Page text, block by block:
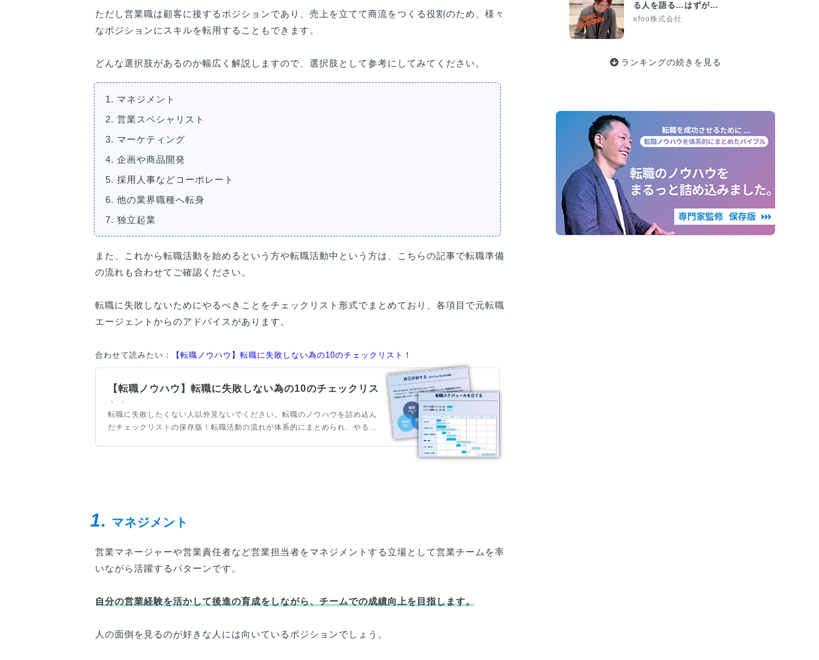
ただし営業職は顧客に接するポジションであり、売上を立てて商流をつくる役割のため、様々
なポジションにスキルを転用することもできます。
どんな選択肢があるのか幅広く解説しますので、選択肢として参考にしてみてください。
1. マネジメント
2. 営業スペシャリスト
3. マーケティング
4. 企画や商品開発
5. 採用人事などコーポレート
6. 他の業界職種へ転身
7. 独立起業
また、これから転職活動を始めるという方や転職活動中という方は、こちらの記事で転職準備
の流れも合わせてご確認ください。
転職に失敗しないためにやるべきことをチェックリスト形式でまとめており、各項目で元転職
エージェントからのアドバイスがあります。
合わせて読みたい： 【転職ノウハウ】転職に失敗しない為の10のチェックリスト！
【転職ノウハウ】転職に失敗しない為の10のチェックリス
ト！
転職に失敗したくない人以外見ないでください。転職のノウハウを詰め込ん
だチェックリストの保存版！転職活動の流れが体系的にまとめられ、やるべ
1. マネジメント
営業マネージャーや営業責任者など営業担当者をマネジメントする立場として営業チームを率
いながら活躍するパターンです。
自分の営業経験を活かして後進の育成をしながら、チームでの成績向上を目指します。
人の面倒を見るのが好きな人には向いているポジションでしょう。
る人を語る…はずが…
efoo株式会社
ランキングの続きを見る